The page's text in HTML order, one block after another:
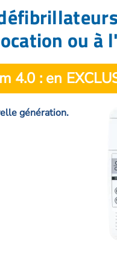
ou à
4.0 : en
génération.